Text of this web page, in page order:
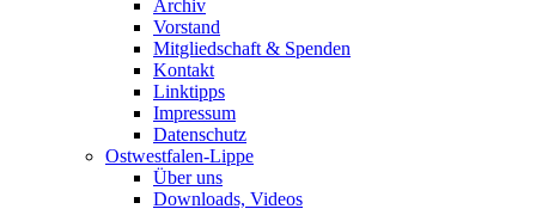
Archiv
Vorstand
Mitgliedschaft & Spenden
Kontakt
Linktipps
Impressum
Datenschutz
Ostwestfalen-Lippe
Über uns
Downloads, Videos